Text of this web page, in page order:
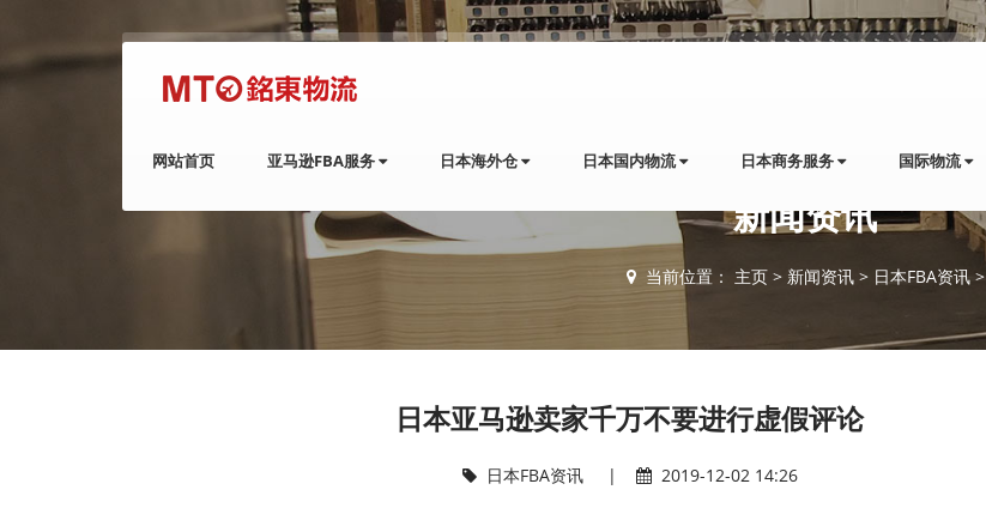
网站首页 亚马逊FBA服务 日本海外仓 日本国内物流 日本商务服务 国际物流
新闻资讯
当前位置： 主页> 新闻资讯> 日本FBA资讯>
日本亚马逊卖家千万不要进行虚假评论
日本FBA资讯| 2019-12-02 14:26